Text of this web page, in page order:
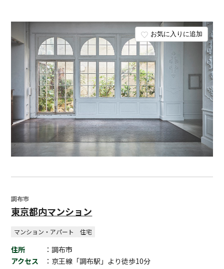
お気に入りに追加
調布市
東京都内マンション
マンション・アパート 住宅
住所
：調布市
アクセス
：京王線「調布駅」より徒歩10分